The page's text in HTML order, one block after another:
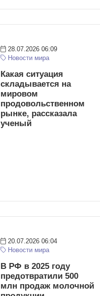
28.07.2026 06:09
Новости мира
Какая ситуация
складывается на
мировом
продовольственном
рынке, рассказала
ученый
20.07.2026 06:04
Новости мира
В РФ в 2025 году
предотвратили 500
млн продаж молочной